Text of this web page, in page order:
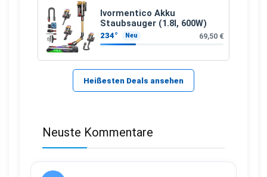
Ivormentico Akku
Staubsauger (1.8l, 600W)
234° Neu 69,50 €
Heißesten Deals ansehen
Neuste Kommentare